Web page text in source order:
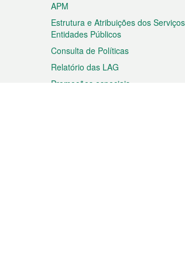
APM
Estrutura e Atribuições dos
Entidades Públicos
Consulta de Políticas
Relatório das LAG
Promoções especiais